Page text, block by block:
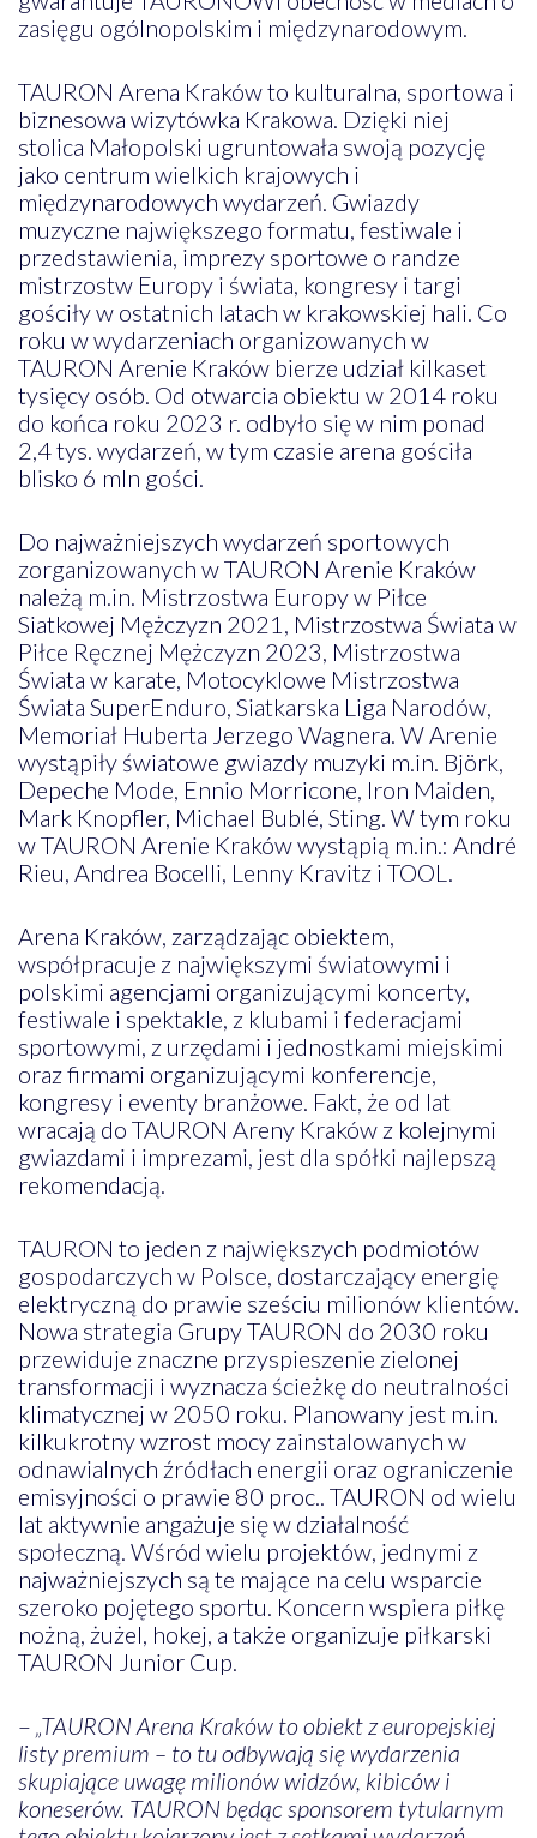
zasięgu ogólnopolskim i międzynarodowym.
TAURON Arena Kraków to kulturalna, sportowa i
biznesowa wizytówka Krakowa. Dzięki niej
stolica Małopolski ugruntowała swoją pozycję
jako centrum wielkich krajowych i
międzynarodowych wydarzeń. Gwiazdy
muzyczne największego formatu, festiwale i
przedstawienia, imprezy sportowe o randze
mistrzostw Europy i świata, kongresy i targi
gościły w ostatnich latach w krakowskiej hali. Co
roku w wydarzeniach organizowanych w
TAURON Arenie Kraków bierze udział kilkaset
tysięcy osób. Od otwarcia obiektu w 2014 roku
do końca roku 2023 r. odbyło się w nim ponad
2,4 tys. wydarzeń, w tym czasie arena gościła
blisko 6 mln gości.
Do najważniejszych wydarzeń sportowych
zorganizowanych w TAURON Arenie Kraków
należą m.in. Mistrzostwa Europy w Piłce
Siatkowej Mężczyzn 2021, Mistrzostwa Świata w
Piłce Ręcznej Mężczyzn 2023, Mistrzostwa
Świata w karate, Motocyklowe Mistrzostwa
Świata SuperEnduro, Siatkarska Liga Narodów,
Memoriał Huberta Jerzego Wagnera. W Arenie
wystąpiły światowe gwiazdy muzyki m.in. Björk,
Depeche Mode, Ennio Morricone, Iron Maiden,
Mark Knopfler, Michael Bublé, Sting. W tym roku
w TAURON Arenie Kraków wystąpią m.in.: André
Rieu, Andrea Bocelli, Lenny Kravitz i TOOL.
Arena Kraków, zarządzając obiektem,
współpracuje z największymi światowymi i
polskimi agencjami organizującymi koncerty,
festiwale i spektakle, z klubami i federacjami
sportowymi, z urzędami i jednostkami miejskimi
oraz firmami organizującymi konferencje,
kongresy i eventy branżowe. Fakt, że od lat
wracają do TAURON Areny Kraków z kolejnymi
gwiazdami i imprezami, jest dla spółki najlepszą
rekomendacją.
TAURON to jeden z największych podmiotów
gospodarczych w Polsce, dostarczający energię
elektryczną do prawie sześciu milionów klientów.
Nowa strategia Grupy TAURON do 2030 roku
przewiduje znaczne przyspieszenie zielonej
transformacji i wyznacza ścieżkę do neutralności
klimatycznej w 2050 roku. Planowany jest m.in.
kilkukrotny wzrost mocy zainstalowanych w
odnawialnych źródłach energii oraz ograniczenie
emisyjności o prawie 80 proc.. TAURON od wielu
lat aktywnie angażuje się w działalność
społeczną. Wśród wielu projektów, jednymi z
najważniejszych są te mające na celu wsparcie
szeroko pojętego sportu. Koncern wspiera piłkę
nożną, żużel, hokej, a także organizuje piłkarski
TAURON Junior Cup.
– „TAURON Arena Kraków to obiekt z europejskiej
listy premium – to tu odbywają się wydarzenia
skupiające uwagę milionów widzów, kibiców i
koneserów. TAURON będąc sponsorem tytularnym